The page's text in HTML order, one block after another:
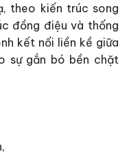
theo kiến trúc song
đồng điệu và thống
kết nối liền kề giữa
sự gắn bó bền chặt